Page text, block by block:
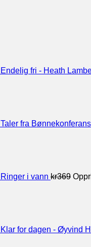
Endelig fri - Heath
Taler fra
Ringer i vann kr369
Klar for dagen - Øyvind